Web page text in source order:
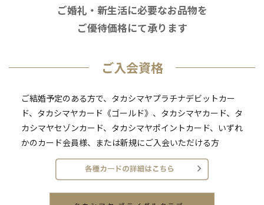
ご婚礼・新生活に必要なお品物を
ご優待価格にて承ります
ご入会資格
ご結婚予定のある方で、タカシマヤプラチナデビットカー
ド、タカシマヤカード《ゴールド》、 タカシマヤカード、タ
カシマヤセゾンカード、タカシマヤポイントカード、 いずれ
かのカード会員様、または新規にご入会いただける方